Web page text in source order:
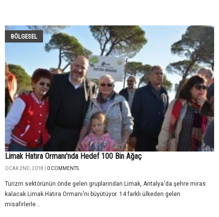
BÖLGESEL
Limak Hatıra Ormanı'nda Hedef 100 Bin Ağaç
OCAK 2ND, 2018 | 0 COMMENTS
Turizm sektörünün önde gelen gruplarından Limak, Antalya'da şehre miras
kalacak Limak Hatıra Ormanı'nı büyütüyor. 14 farklı ülkeden gelen
misafirlerle...